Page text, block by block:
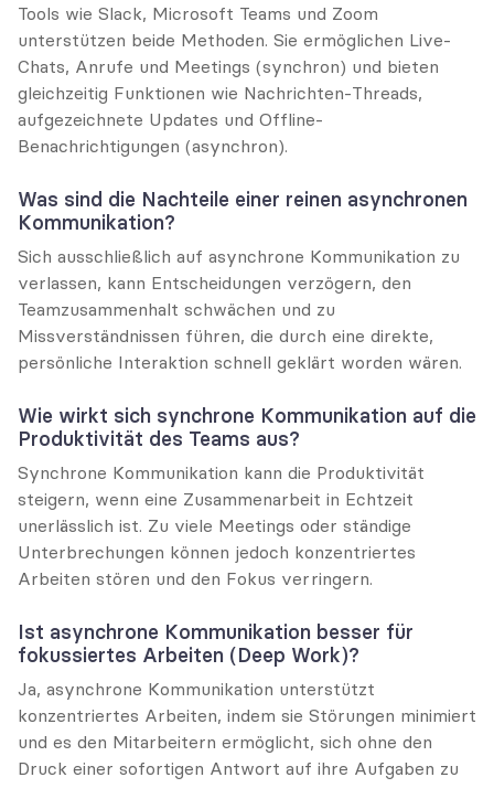
Tools wie Slack, Microsoft Teams und Zoom
unterstützen beide Methoden. Sie ermöglichen Live-
Chats, Anrufe und Meetings (synchron) und bieten
gleichzeitig Funktionen wie Nachrichten-Threads,
aufgezeichnete Updates und Offline-
Benachrichtigungen (asynchron).
Was sind die Nachteile einer reinen asynchronen
Kommunikation?
Sich ausschließlich auf asynchrone Kommunikation zu
verlassen, kann Entscheidungen verzögern, den
Teamzusammenhalt schwächen und zu
Missverständnissen führen, die durch eine direkte,
persönliche Interaktion schnell geklärt worden wären.
Wie wirkt sich synchrone Kommunikation auf die
Produktivität des Teams aus?
Synchrone Kommunikation kann die Produktivität
steigern, wenn eine Zusammenarbeit in Echtzeit
unerlässlich ist. Zu viele Meetings oder ständige
Unterbrechungen können jedoch konzentriertes
Arbeiten stören und den Fokus verringern.
Ist asynchrone Kommunikation besser für
fokussiertes Arbeiten (Deep Work)?
Ja, asynchrone Kommunikation unterstützt
konzentriertes Arbeiten, indem sie Störungen minimiert
und es den Mitarbeitern ermöglicht, sich ohne den
Druck einer sofortigen Antwort auf ihre Aufgaben zu